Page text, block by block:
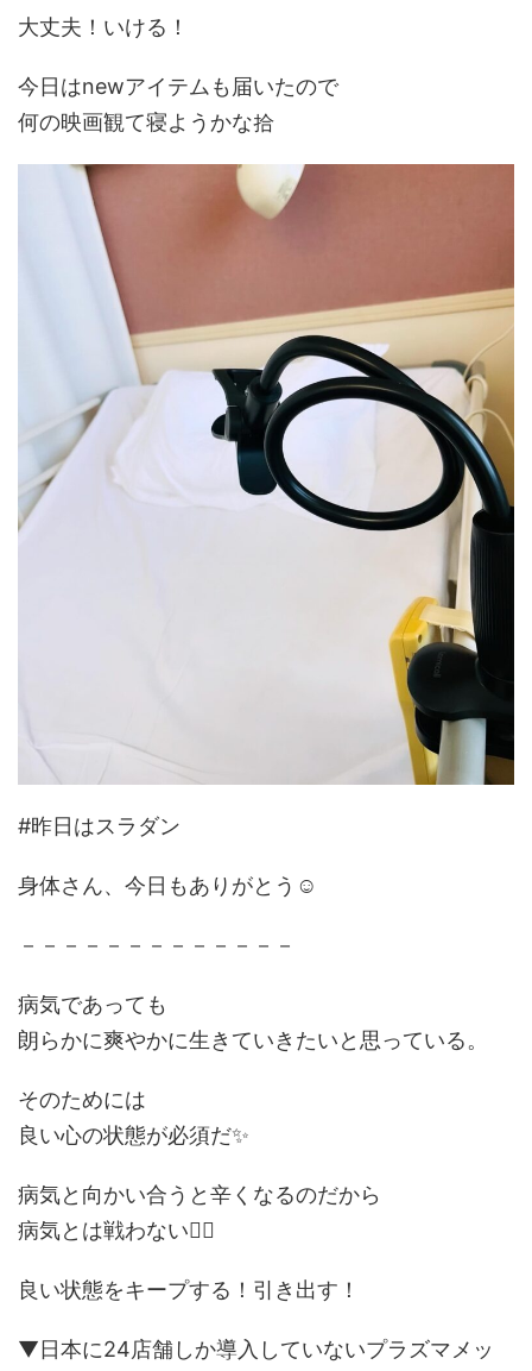
大丈夫！いける！
今日はnewアイテムも届いたので
何の映画観て寝ようかな拾
#昨日はスラダン
身体さん、今日もありがとう☺️
－－－－－－－－－－－－－
病気であっても
朗らかに爽やかに生きていきたいと思っている。
そのためには
良い心の状態が必須だ✨
病気と向かい合うと辛くなるのだから
病気とは戦わない🙅‍♂️
良い状態をキープする！引き出す！
▼日本に24店舗しか導入していないプラズマメッ